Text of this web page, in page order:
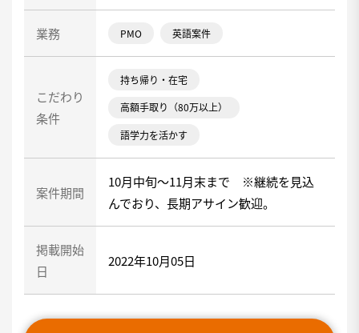
業務 PMO 英語案件
こだわり
条件
持ち帰り・在宅
高額手取り（80万以上）
語学力を活かす
案件期間
10月中旬～11月末まで ※継続を見込
んでおり、長期アサイン歓迎。
掲載開始
日
2022年10月05日